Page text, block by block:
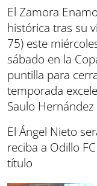
El Zamora
histórica tras su
75) este
sábado en la
puntilla para
temporada
Saulo Hernández
El Ángel Nieto
reciba a Odillo
título